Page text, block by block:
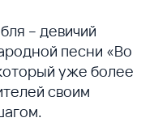
– девичий
песни «Во
уже более
своим